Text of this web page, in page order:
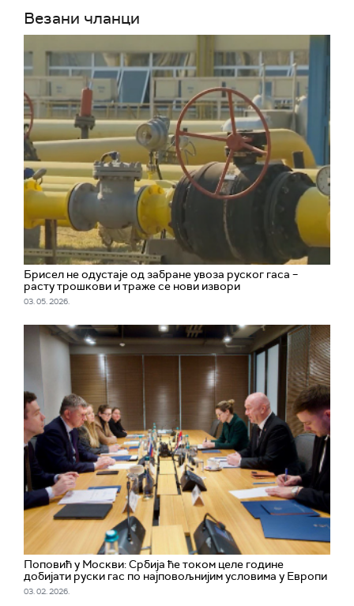
Везани чланци
Брисел не одустаје од забране увоза руског гаса –
расту трошкови и траже се нови извори
03. 05. 2026.
Поповић у Москви: Србија ће током целе године
добијати руски гас по најповољнијим условима у Европи
03. 02. 2026.